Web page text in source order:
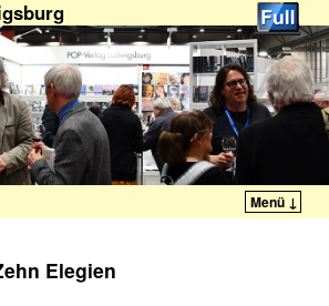
Menü ↓
Elegien